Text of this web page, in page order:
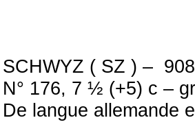
SCHWYZ ( SZ ) –
N° 176, 7 ½ (+5) c –
De langue allemande